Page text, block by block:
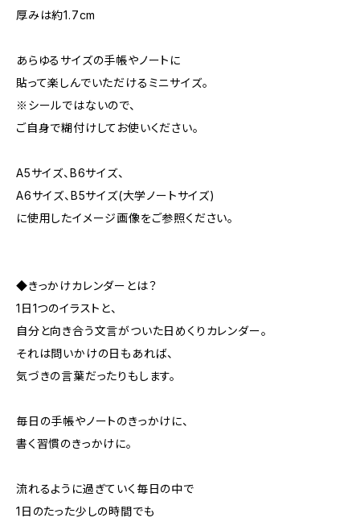
厚みは約1.7cm
あらゆるサイズの手帳やノートに
貼って楽しんでいただけるミニサイズ。
※シールではないので、
ご自身で糊付けしてお使いください。
A5サイズ、B6サイズ、
A6サイズ、B5サイズ(大学ノートサイズ)
に使用したイメージ画像をご参照ください。
◆きっかけカレンダーとは？
1日1つのイラストと、
自分と向き合う文言がついた日めくりカレンダー。
それは問いかけの日もあれば、
気づきの言葉だったりもします。
毎日の手帳やノートのきっかけに、
書く習慣のきっかけに。
流れるように過ぎていく毎日の中で
1日のたった少しの時間でも